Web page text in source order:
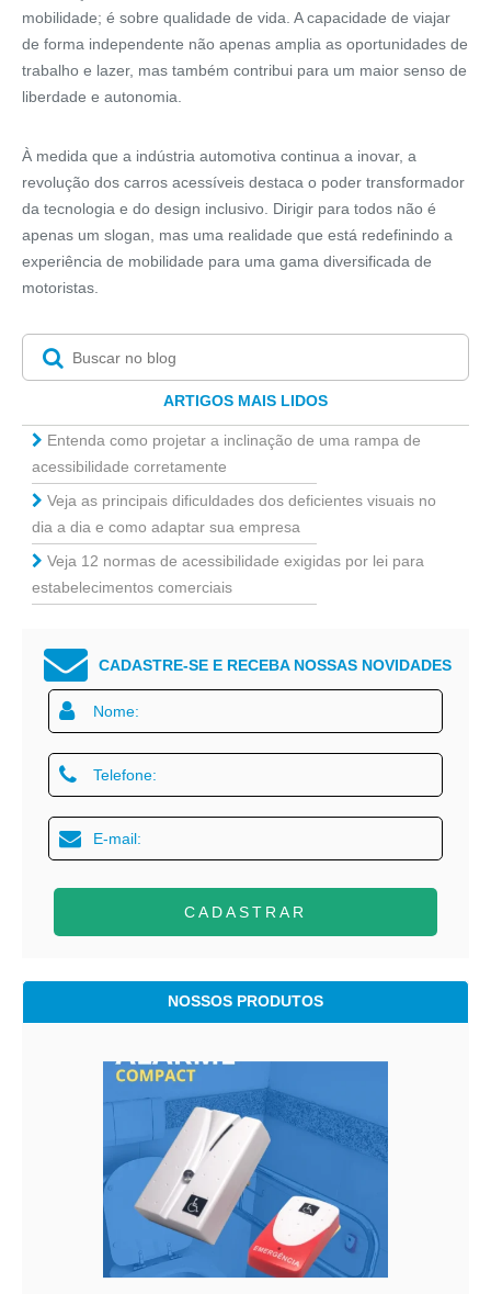
mobilidade; é sobre qualidade de vida. A capacidade de viajar
de forma independente não apenas amplia as oportunidades de
trabalho e lazer, mas também contribui para um maior senso de
liberdade e autonomia.
À medida que a indústria automotiva continua a inovar, a
revolução dos carros acessíveis destaca o poder transformador
da tecnologia e do design inclusivo. Dirigir para todos não é
apenas um slogan, mas uma realidade que está redefinindo a
experiência de mobilidade para uma gama diversificada de
motoristas.
ARTIGOS MAIS LIDOS
Entenda como projetar a inclinação de uma rampa de
acessibilidade corretamente
Veja as principais dificuldades dos deficientes visuais no
dia a dia e como adaptar sua empresa
Veja 12 normas de acessibilidade exigidas por lei para
estabelecimentos comerciais
CADASTRE-SE E RECEBA NOSSAS NOVIDADES
CADASTRAR
NOSSOS PRODUTOS